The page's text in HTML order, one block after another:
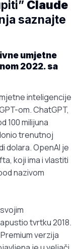
Claude
saznajte
umjetne
2022. sa
inteligencije
om. ChatGPT,
100 milijuna
trenutnoj
dolara. OpenAI je
koji ima i vlastiti
nazivom
tvrtku 2018.
verzija